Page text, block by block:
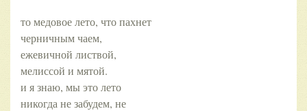
то медовое лето, что пахнет
черничным чаем,
ежевичной листвой,
мелиссой и мятой.
и я знаю, мы это лето
никогда не забудем, не